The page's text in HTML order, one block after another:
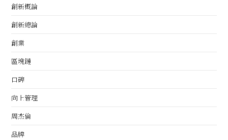
創新概論
創新總論
創業
區塊鏈
口碑
向上管理
周杰倫
品牌